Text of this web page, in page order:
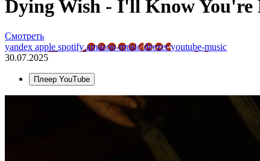
Dying Wish - I'll Know
Смотреть
yandex apple spotifyamazon-musicdeezeryoutube-music
30.07.2025
Плеер YouTube